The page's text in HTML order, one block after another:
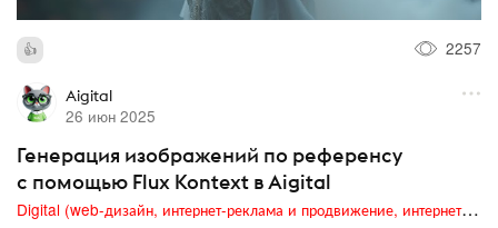
2257
Aigital
26 июн 2025
Генерация изображений по референсу
с помощью Flux Kontext в Aigital
Digital (web-дизайн, интернет-реклама и продвижение, интернет-сообщества и блоги, интернет-коммуникации, мобильный маркетинг, реклама на цифровых экранах)